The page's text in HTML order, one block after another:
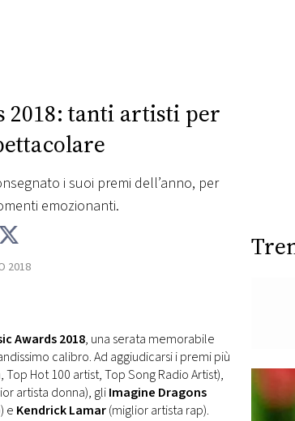
tanti artisti per
i suoi premi dell’anno, per
emozionanti.
2018
Awards 2018, una serata memorabile
calibro. Ad aggiudicarsi i premi più
Top Hot 100 artist, Top Song Radio Artist),
artista donna), gliImagine Dragons
e Kendrick Lamar(miglior artista rap).